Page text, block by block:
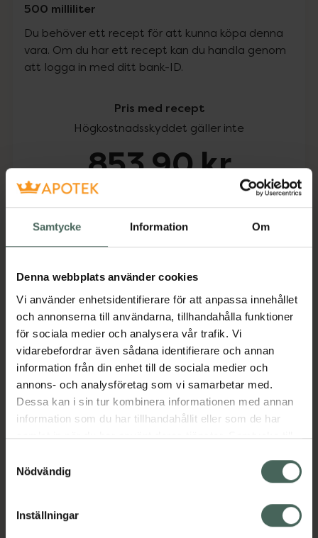
Samtycke Information Om
Denna webbplats använder cookies
Vi använder enhetsidentifierare för att anpassa innehållet
och annonserna till användarna, tillhandahålla funktioner
för sociala medier och analysera vår trafik. Vi
vidarebefordrar även sådana identifierare och annan
information från din enhet till de sociala medier och
annons- och analysföretag som vi samarbetar med.
Dessa kan i sin tur kombinera informationen med annan
information som du har tillhandahållit eller som de har
samlat in när du har använt deras tjänster. Samtycke till
återkalla ditt samtycke via webbplatsens
cookieinställningar. Ett återkallat samtycke påverkar inte
lagligheten av behandling som skett innan återkallelsen.
Nödvändig
Inställningar
500 milliliter
Du behöver ett recept för att kunna köpa denna
vara. Om du har ett recept kan du handla genom
att logga in med ditt bank-ID.
Pris med recept
Högkostnadsskyddet gäller inte
853,90 kr
Köp via ditt recept
Aktuella erbjudanden
Beskrivning Dölj
Läs alltid bipacksedeln innan
användning.
EAN:07046264178508
Bipacksedel från FASS Visa